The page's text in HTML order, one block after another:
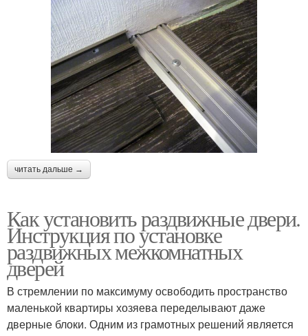
читать дальше →
Как установить раздвижные двери.
Инструкция по установке
раздвижных межкомнатных
дверей
В стремлении по максимуму освободить пространство
маленькой квартиры хозяева переделывают даже
дверные блоки. Одним из грамотных решений является